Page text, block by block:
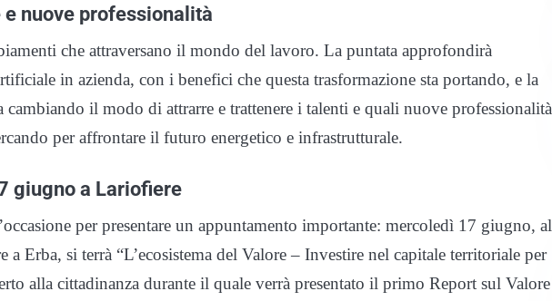
nuove professionalità
che attraversano il mondo del lavoro. La puntata approfondirà
in azienda, con i benefici che questa trasformazione sta portando, e la
cambiando il modo di attrarre e trattenere i talenti e quali nuove professionalità
per affrontare il futuro energetico e infrastrutturale.
giugno a Lariofiere
per presentare un appuntamento importante: mercoledì 17 giugno, al
a Erba, si terrà “L’ecosistema del Valore – Investire nel capitale territoriale per
alla cittadinanza durante il quale verrà presentato il primo Report sul Valore